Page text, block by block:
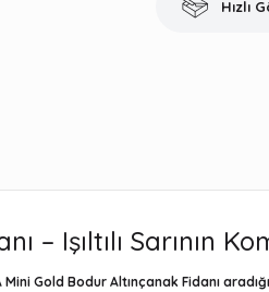
Hızlı
– Işıltılı Sarının
Mini Gold Bodur Altınçanak Fidanı